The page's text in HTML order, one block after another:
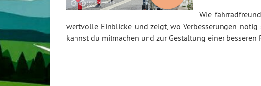
Wie
wertvolle Einblicke und zeigt, wo Verbesserungen
kannst du mitmachen und zur Gestaltung einer besseren